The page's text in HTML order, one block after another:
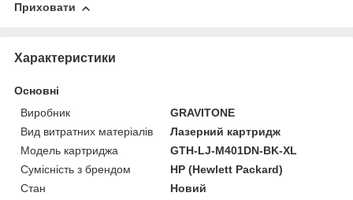
Приховати
Характеристики
Основні
Виробник
GRAVITONE
Вид витратних матеріалів
Лазерний картридж
Модель картриджа
GTH-LJ-M401DN-BK-XL
Сумісність з брендом
HP (Hewlett Packard)
Стан
Новий